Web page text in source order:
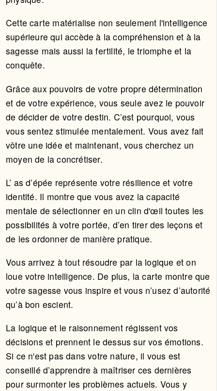
Cette carte matérialise non seulement l'intelligence
supérieure qui accède à la compréhension et à la
sagesse mais aussi la fertilité, le triomphe et la
conquête.
Grâce aux pouvoirs de votre propre détermination
et de votre expérience, vous seule avez le pouvoir
de décider de votre destin. C’est pourquoi, vous
vous sentez stimulée mentalement. Vous avez fait
vôtre une idée et maintenant, vous cherchez un
moyen de la concrétiser.
L’ as d’épée représente votre résilience et votre
identité. Il montre que vous avez la capacité
mentale de sélectionner en un clin d'œil toutes les
possibilités à votre portée, d’en tirer des leçons et
de les ordonner de manière pratique.
Vous arrivez à tout résoudre par la logique et on
loue votre intelligence. De plus, la carte montre que
votre sagesse vous inspire et vous n’usez d’autorité
qu’à bon escient.
La logique et le raisonnement régissent vos
décisions et prennent le dessus sur vos émotions.
Si ce n'est pas dans votre nature, il vous est
conseillé d’apprendre à maîtriser ces dernières
pour surmonter les problèmes actuels. Vous y